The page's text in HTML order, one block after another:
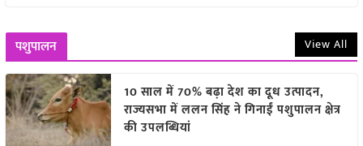
पशुपालन View All
10 साल में 70% बढ़ा देश का दूध उत्पादन,
राज्यसभा में ललन सिंह ने गिनाईं पशुपालन क्षेत्र
की उपलब्धियां